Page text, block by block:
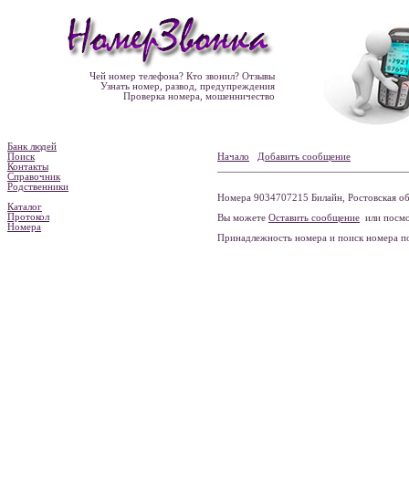
Чей номер телефона? Кто звонил? Отзывы
Узнать номер, развод, предупреждения
Проверка номера, мошенничество
Банк людей
Поиск
Контакты
Справочник
Родственники
Каталог
Протокол
Номера
Начало Добавить сообщение
Номера 9034707215 Билайн, Ростовская
Вы можете Оставить сообщение или
Принадлежность номера и поиск номера